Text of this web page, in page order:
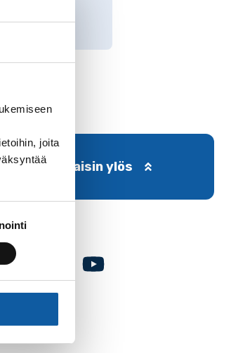
joita
Takaisin ylös
FacebookInstagram